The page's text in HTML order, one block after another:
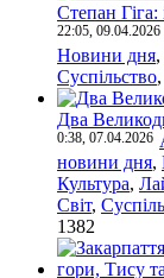
Степан Гіга:
22:05, 09.04.2026
Новини дня,
Суспільство,
Два
0:38, 07.04.2026
новини дня,
Культура,
Світ,
1382